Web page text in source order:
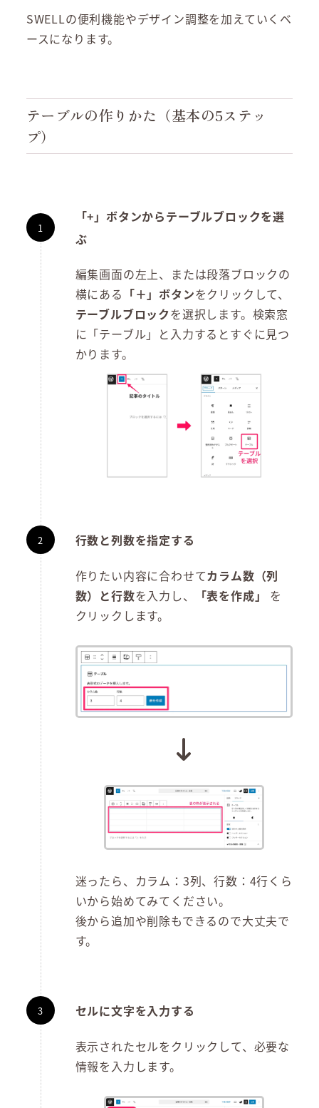
SWELLの便利機能やデザイン調整を加えていくベ
ースになります。
テーブルの作りかた（基本の5ステッ
プ）
「+」ボタンからテーブルブロックを選
ぶ
編集画面の左上、または段落ブロックの
横にある 「＋」ボタンをクリックして、
テーブルブロックを選択します。検索窓
に「テーブル」と入力するとすぐに見つ
かります。
行数と列数を指定する
作りたい内容に合わせてカラム数（列
数）と行数を入力し、 「表を作成」
を
クリックします。
迷ったら、カラム：3列、行数：4行くら
いから始めてみてください。
後から追加や削除もできるので大丈夫で
す。
セルに文字を入力する
表示されたセルをクリックして、必要な
情報を入力します。